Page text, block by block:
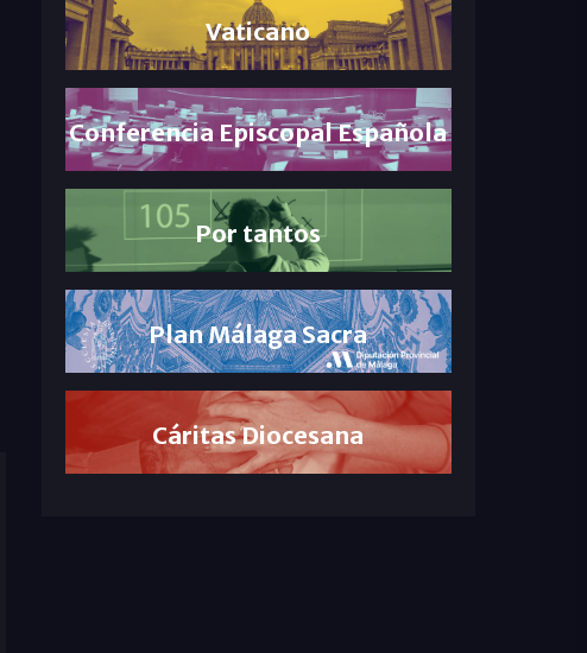
Vaticano
Conferencia Episcopal Española
Por tantos
Plan Málaga Sacra
Cáritas Diocesana